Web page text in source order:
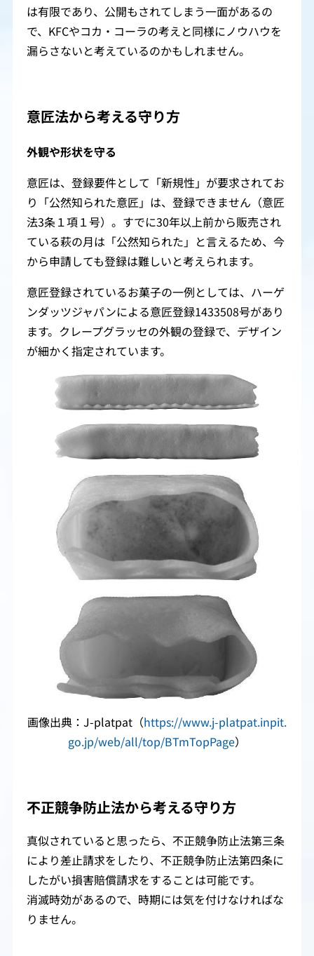
は有限であり、公開もされてしまう一面があるの
で、KFCやコカ・コーラの考えと同様にノウハウを
漏らさないと考えているのかもしれません。
意匠法から考える守り方
外観や形状を守る
意匠は、登録要件として「新規性」が要求されてお
り「公然知られた意匠」は、登録できません（意匠
法3条１項１号）。すでに30年以上前から販売され
ている萩の月は「公然知られた」と言えるため、今
から申請しても登録は難しいと考えられます。
意匠登録されているお菓子の一例としては、ハーゲ
ンダッツジャパンによる意匠登録1433508号があり
ます。クレープグラッセの外観の登録で、デザイン
が細かく指定されています。
画像出典：J-platpat（https://www.j-platpat.inpit.
go.jp/web/all/top/BTmTopPage）
不正競争防止法から考える守り方
真似されていると思ったら、不正競争防止法第三条
により差止請求をしたり、不正競争防止法第四条に
したがい損害賠償請求をすることは可能です。
消滅時効があるので、時期には気を付けなければな
りません。